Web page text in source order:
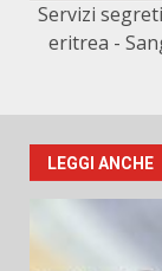
Servizi
eritrea -
LEGGI ANCHE